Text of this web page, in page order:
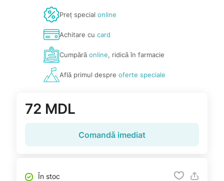
Preț special online
Achitare cu card
Cumpărăonline, ridică în farmacie
Află primul despre oferte speciale
72 MDL
Comandă imediat
În stoc